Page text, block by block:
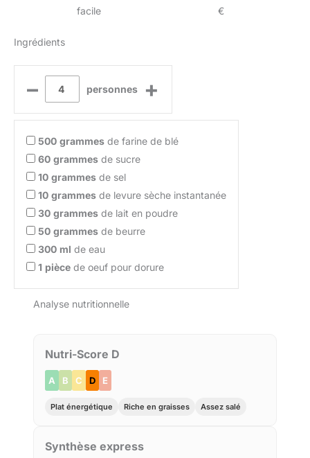
facile €
Ingrédients
– personnes +
500 grammes de farine de blé
60 grammes de sucre
10 grammes de sel
10 grammes de levure sèche instantanée
30 grammes de lait en poudre
50 grammes de beurre
300 ml de eau
1 pièce de oeuf pour dorure
Analyse nutritionnelle
Nutri-Score D
A B C D E
Plat énergétique Riche en graisses Assez salé
Synthèse express